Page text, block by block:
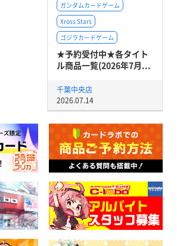
ガンダムカードゲーム
Xross Stars
ゴジラカードゲーム
★予約受付中★各タイト
ル商品一覧(2026年7月...
千葉中央店
2026.07.14